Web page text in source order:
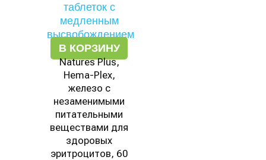
В КОРЗИНУ
Natures Plus,
Hema-Plex,
железо с
незаменимыми
питательными
веществами для
здоровых
эритроцитов, 60